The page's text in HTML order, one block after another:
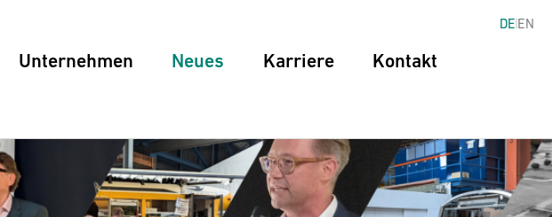
Unternehmen Neues Karriere Kontakt
DE EN